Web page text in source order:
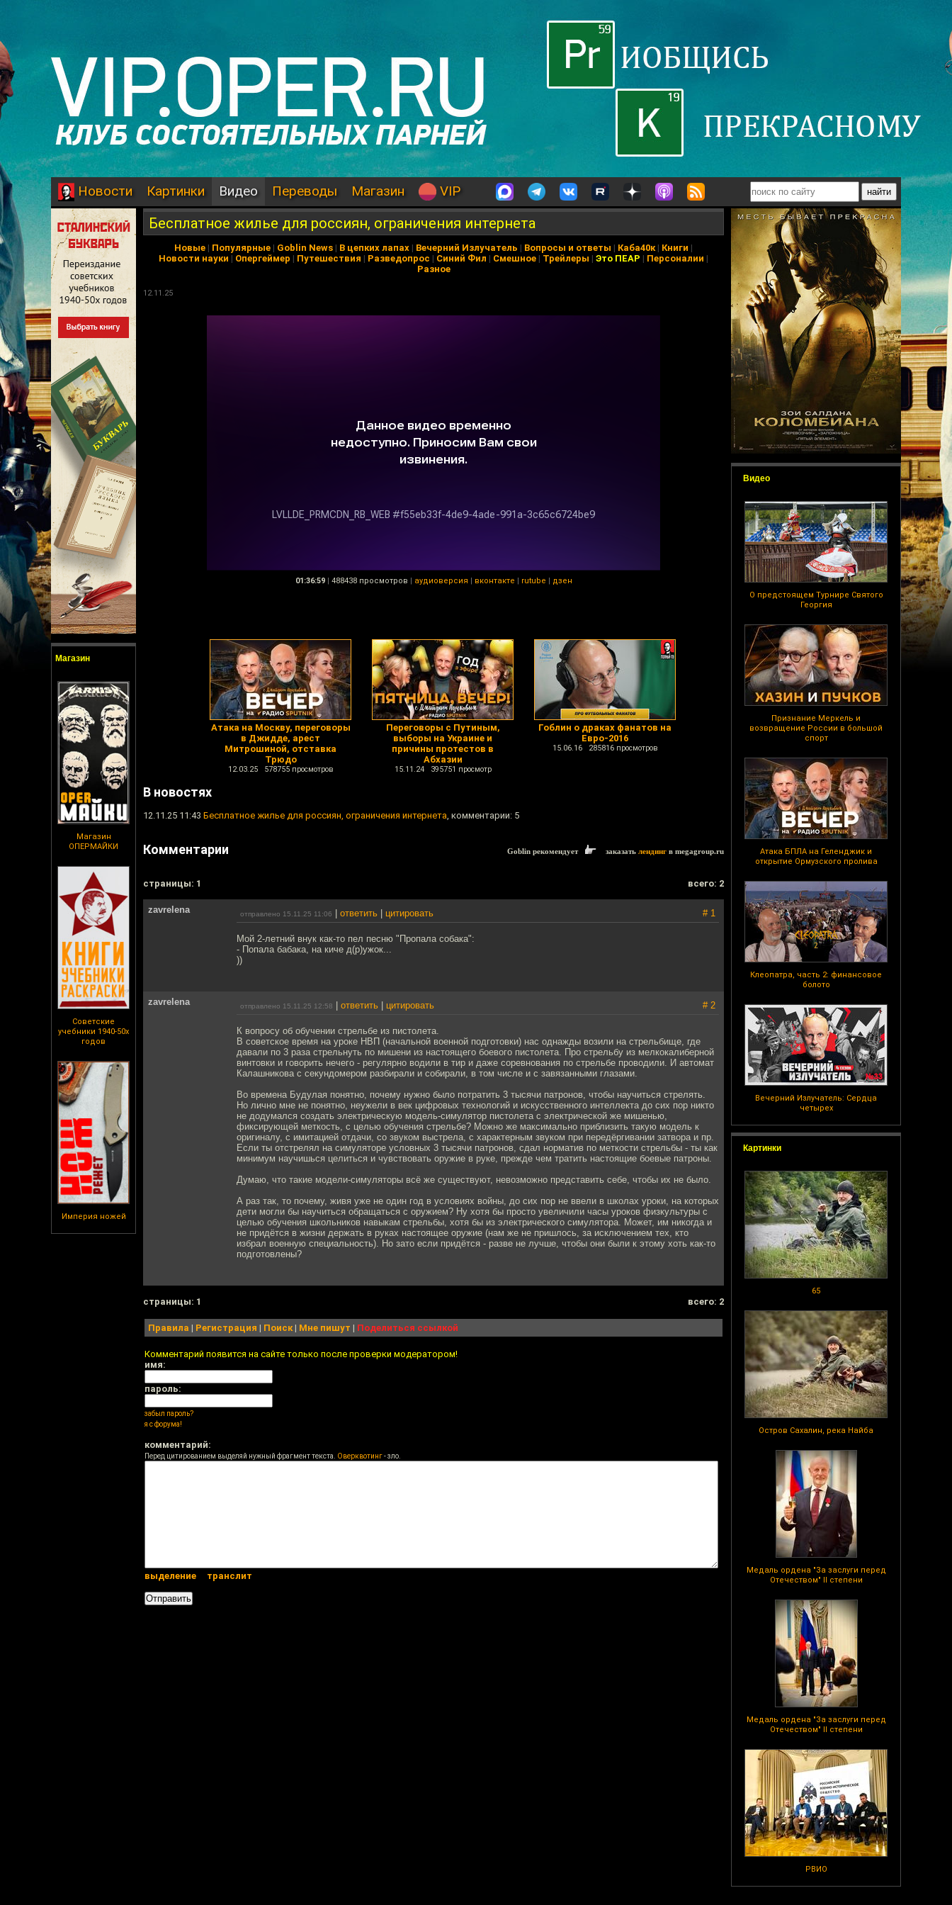
Новости Картинки Видео Переводы Магазин VIP
Магазин
Магазин
ОПЕРМАЙКИ
Советские
учебники 1940-50х
годов
Империя ножей
Видео
О предстоящем Турнире Святого
Георгия
Признание Меркель и
возвращение России в большой
спорт
Атака БПЛА на Геленджик и
открытие Ормузского пролива
Клеопатра, часть 2: финансовое
болото
Вечерний Излучатель: Сердца
четырех
Картинки
65
Остров Сахалин, река Найба
Медаль ордена "За заслуги перед
Отечеством" II степени
Медаль ордена "За заслуги перед
Отечеством" II степени
РВИО
Бесплатное жилье для россиян, ограничения интернета
Новые | Популярные | Goblin News | В цепких лапах | Вечерний Излучатель | Вопросы и ответы | Каба40к| Книги |
Новости науки | Опергеймер | Путешествия | Разведопрос | Синий Фил | Смешное | Трейлеры | Это ПЕАР | Персоналии |
Разное
12.11.25
01:36:59 | 488438 просмотров | аудиоверсия | вконтакте | rutube | дзен
Атака на Москву, переговоры
в Джидде, арест
Митрошиной, отставка
Трюдо
12.03.25 578755 просмотров
Переговоры с Путиным,
выборы на Украине и
причины протестов в
Абхазии
15.11.24 395751 просмотр
Гоблин о драках фанатов на
Евро-2016
15.06.16 285816 просмотров
В новостях
12.11.25 11:43 Бесплатное жилье для россиян, ограничения интернета, комментарии: 5
Комментарии Goblin рекомендует заказать лендинг в megagroup.ru
cтраницы: 1 всего: 2
zavrelena отправлено 15.11.25 11:06 ответить цитировать # 1
Мой 2-летний внук как-то пел песню "Пропала собака":
- Попала бабака, на киче д(р)ужок...
))
zavrelena отправлено 15.11.25 12:58 ответить цитировать # 2
К вопросу об обучении стрельбе из пистолета.
В советское время на уроке НВП (начальной военной подготовки) нас однажды возили на стрельбище, где
давали по 3 раза стрельнуть по мишени из настоящего боевого пистолета. Про стрельбу из мелкокалиберной
винтовки и говорить нечего - регулярно водили в тир и даже соревнования по стрельбе проводили. И автомат
Калашникова с секундомером разбирали и собирали, в том числе и с завязанными глазами.
Во времена Будулая понятно, почему нужно было потратить 3 тысячи патронов, чтобы научиться стрелять.
Но лично мне не понятно, неужели в век цифровых технологий и искусственного интеллекта до сих пор никто
не додумался создать электрическую модель-симулятор пистолета с электрической же мишенью,
фиксирующей меткость, с целью обучения стрельбе? Можно же максимально приблизить такую модель к
оригиналу, с имитацией отдачи, со звуком выстрела, с характерным звуком при передёргивании затвора и пр.
Если ты отстрелял на симуляторе условных 3 тысячи патронов, сдал норматив по меткости стрельбы - ты как
минимум научишься целиться и чувствовать оружие в руке, прежде чем тратить настоящие боевые патроны.
Думаю, что такие модели-симуляторы всё же существуют, невозможно представить себе, чтобы их не было.
А раз так, то почему, живя уже не один год в условиях войны, до сих пор не ввели в школах уроки, на которых
дети могли бы научиться обращаться с оружием? Ну хотя бы просто увеличили часы уроков физкультуры с
целью обучения школьников навыкам стрельбы, хотя бы из электрического симулятора. Может, им никогда и
не придётся в жизни держать в руках настоящее оружие (нам же не пришлось, за исключением тех, кто
избрал военную специальность). Но зато если придётся - разве не лучше, чтобы они были к этому хоть как-то
подготовлены?
cтраницы: 1 всего: 2
Правила | Регистрация | Поиск| Мне пишут | Поделиться ссылкой
Комментарий появится на сайте только после проверки модератором!
имя:
пароль:
забыл пароль?
я с форума!
комментарий:
Перед цитированием выделяй нужный фрагмент текста. Оверквотинг- зло.
выделение транслит